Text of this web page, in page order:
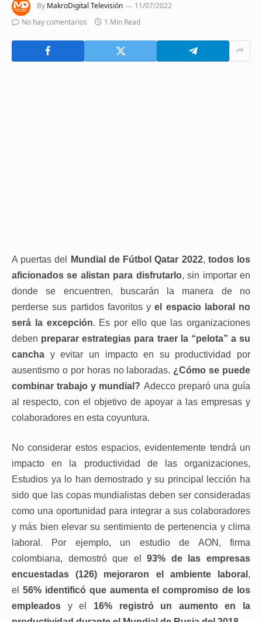
By MakroDigital Televisión
11/07/2022
No hay comentarios
1 Min Read
A puertas del Mundial de Fútbol Qatar 2022, todos los
aficionados se alistan para disfrutarlo, sin importar en
donde se encuentren, buscarán la manera de no
perderse sus partidos favoritos yel espacio laboral no
será la excepción. Es por ello que las organizaciones
deben preparar estrategias para traer la “pelota” a su
cancha y evitar un impacto en su productividad por
ausentismo o por horas no laboradas. ¿Cómo se puede
combinar trabajo y mundial? Adecco preparó una guía
al respecto, con el objetivo de apoyar a las empresas y
colaboradores en esta coyuntura.
No considerar estos espacios, evidentemente tendrá un
impacto en la productividad de las organizaciones,
Estudios ya lo han demostrado y su principal lección ha
sido que las copas mundialistas deben ser consideradas
como una oportunidad para integrar a sus colaboradores
y más bien elevar su sentimiento de pertenencia y clima
laboral. Por ejemplo, un estudio de AON, firma
colombiana, demostró que el93% de las empresas
encuestadas (126) mejoraron el ambiente laboral ,
el 56% identificó que aumenta el compromiso de los
empleados y el 16% registró un aumento en la